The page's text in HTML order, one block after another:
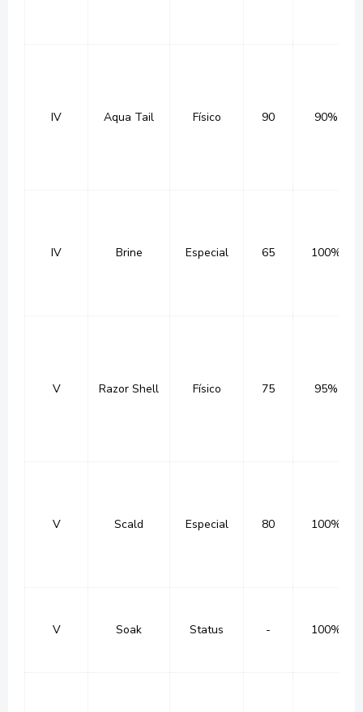
IV Aqua Tail Físico 90 90%
IV Brine Especial 65 100%
V Razor Shell Físico 75 95%
V Scald Especial 80 100%
V Soak Status - 100%